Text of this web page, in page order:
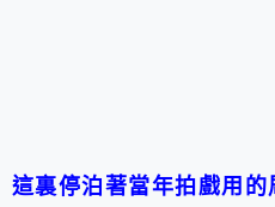
這裏停泊著當年拍戲用